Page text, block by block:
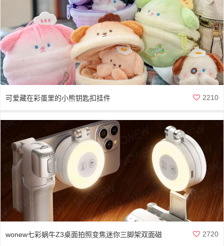
可爱藏在彩蛋里的小熊钥匙扣挂件 2210
wonew七彩蜗牛Z3桌面拍照变焦迷你三脚架双面磁 2720